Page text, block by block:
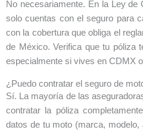
No necesariamente. En la Ley
solo cuentas con el seguro para
con la cobertura que obliga el
de México. Verifica que tu póliza
especialmente si vives en CDMX
¿Puedo contratar el seguro de
Sí. La mayoría de las
contratar la póliza
datos de tu moto (marca,